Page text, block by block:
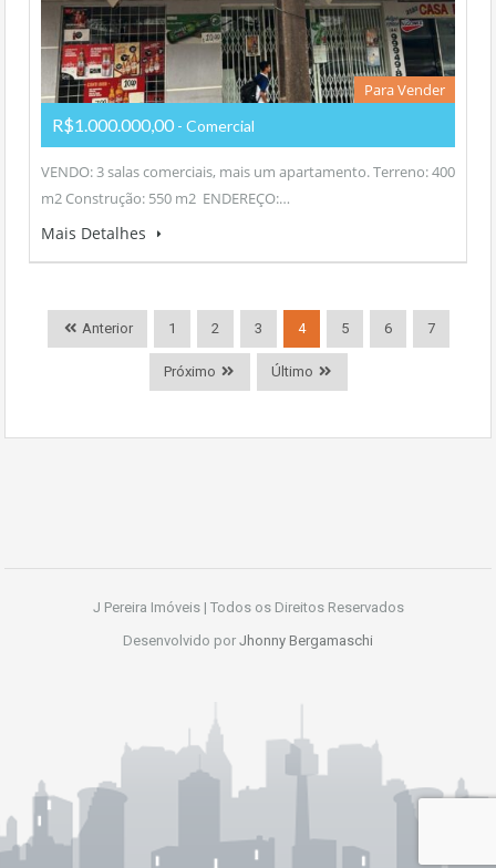
Para Vender
R$1.000.000,00 - Comercial
VENDO: 3 salas comerciais, mais um apartamento. Terreno: 400
m2 Construção: 550 m2 ENDEREÇO:…
Mais Detalhes
Anterior 1 2 3 4 5 6 7
Próximo Último
J Pereira Imóveis | Todos os Direitos Reservados
Desenvolvido por Jhonny Bergamaschi